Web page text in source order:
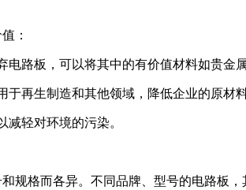
：
电路板，可以将其中的有价值材料如贵金
于再生制造和其他领域，降低企业的原材料
减轻对环境的污染。
规格而各异。不同品牌、型号的电路板